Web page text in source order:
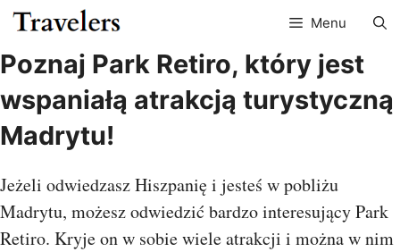
Przejdź
do
treści
Menu
Poznaj Park Retiro, który jest
wspaniałą atrakcją turystyczną
Madrytu!
Jeżeli odwiedzasz Hiszpanię i jesteś w pobliżu
Madrytu, możesz odwiedzić bardzo interesujący Park
Retiro. Kryje on w sobie wiele atrakcji i można w nim